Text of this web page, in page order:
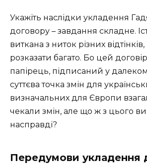
Укажіть наслідки укладення
договору – завдання складне.
виткана з ниток різних
розказати багато. Бо цей
папірець, підписаний у
суттєва точка змін для
визначальних для Європи
чекали змін, але що ж з цього
насправді?
Передумови укладення